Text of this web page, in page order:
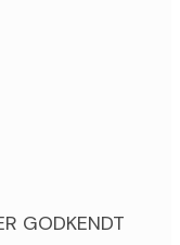
GODKENDT